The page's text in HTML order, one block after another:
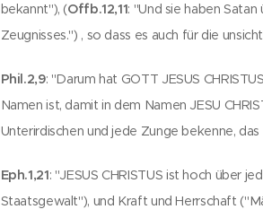
bekannt"), (Offb.12,11: "Und sie haben
Zeugnisses.") , so dass es auch für die
Phil.2,9: "Darum hat GOTT JESUS
Namen ist, damit in dem Namen JESU
Unterirdischen und jede Zunge bekenne, das
Eph.1,21: "JESUS CHRISTUS ist hoch über
Staatsgewalt"), und Kraft und Herrschaft